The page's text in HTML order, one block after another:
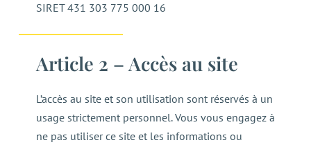
SIRET 431 303 775 000 16
Article 2 – Accès au site
L’accès au site et son utilisation sont réservés à un
usage strictement personnel. Vous vous engagez à
ne pas utiliser ce site et les informations ou